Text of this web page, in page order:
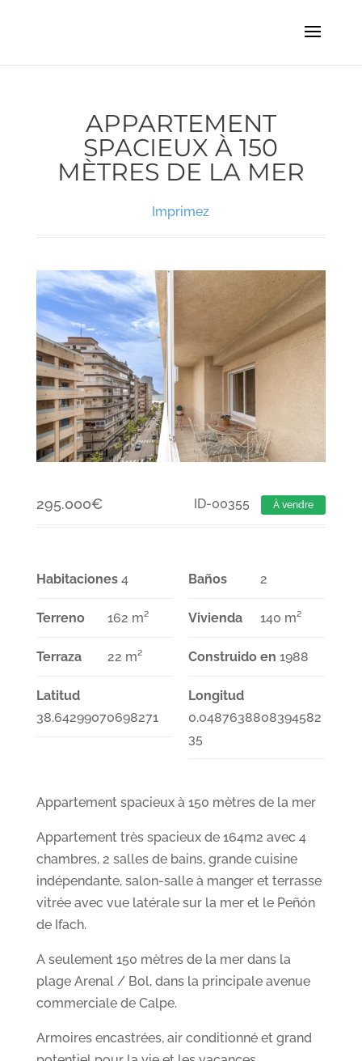
APPARTEMENT
SPACIEUX À 150
MÈTRES DE LA MER
Imprimez
295.000€ ID-00355 À vendre
Habitaciones 4 Baños 2
Terreno 162 m² Vivienda 140 m²
Terraza 22 m² Construido en 1988
Latitud
38.64299070698271
Longitud
0.0487638808394582
35
Appartement spacieux à 150 mètres de la mer
Appartement très spacieux de 164m2 avec 4
chambres, 2 salles de bains, grande cuisine
indépendante, salon-salle à manger et terrasse
vitrée avec vue latérale sur la mer et le Peñón
de Ifach.
A seulement 150 mètres de la mer dans la
plage Arenal / Bol, dans la principale avenue
commerciale de Calpe.
Armoires encastrées, air conditionné et grand